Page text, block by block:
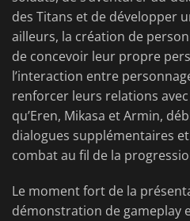
des Titans et de développer
ailleurs, la création de
de concevoir leur propre
l’interaction entre
renforcer leurs relations
qu’Eren, Mikasa et Armin,
dialogues supplémentaires
combat au fil de la
Le moment fort de la
démonstration de gameplay